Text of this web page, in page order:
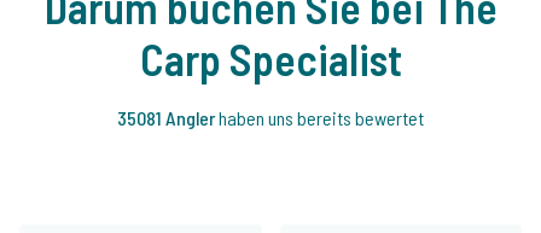
Carp Specialist
35081 Anglerhaben uns bereits bewertet